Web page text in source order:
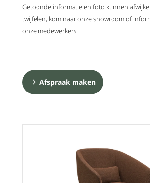
Getoonde informatie en foto kunnen
twijfelen, kom naar onze showroom of
onze medewerkers.
Afspraak maken